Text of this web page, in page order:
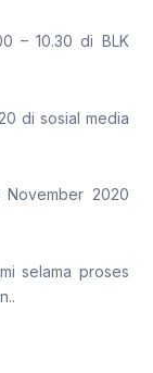
– 10.30 di BLK
di sosial media
November 2020
selama proses